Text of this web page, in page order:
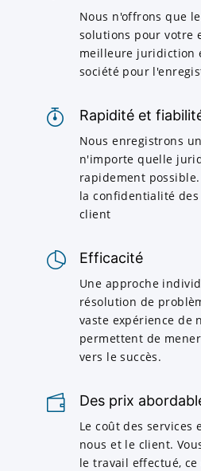
Nous n'offrons que
solutions pour votre
meilleure juridiction
société pour
Rapidité et
Nous enregistrons
n'importe quelle
rapidement
la confidentialité
client
Efficacité
Une approche
résolution de
vaste expérience de
permettent de
vers le succès.
Des prix
Le coût des services
nous et le client.
le travail effectué,